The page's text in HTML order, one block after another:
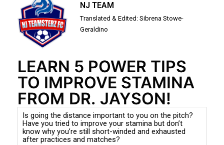
NJ TEAM
Translated & Edited: Sibrena Stowe-
Geraldino
LEARN 5 POWER TIPS
TO IMPROVE STAMINA
FROM DR. JAYSON!
Is going the distance important to you on the pitch?
Have you tried to improve your stamina but don’t
know why you’re still short-winded and exhausted
after practices and matches?